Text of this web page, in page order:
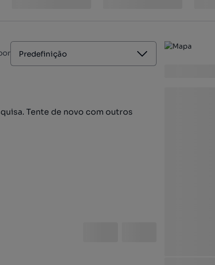
Predefinição
Tente de novo com outros